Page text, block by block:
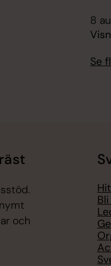
8
Se
och